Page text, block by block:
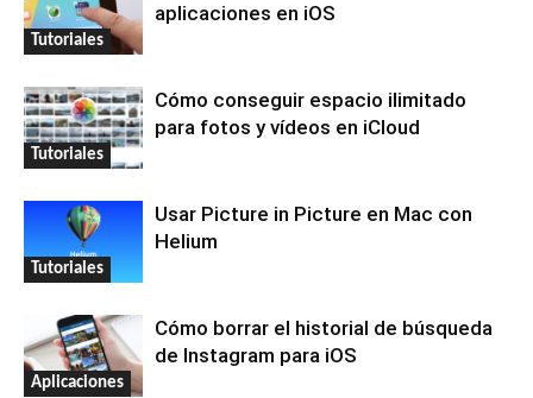
Tutoriales
aplicaciones en iOS
Tutoriales
Cómo conseguir espacio ilimitado
para fotos y vídeos en iCloud
Tutoriales
Usar Picture in Picture en Mac con
Helium
Aplicaciones
Cómo borrar el historial de búsqueda
de Instagram para iOS